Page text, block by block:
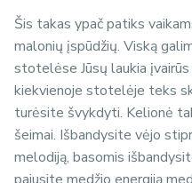
Šis takas ypač patiks
malonių įspūdžių. Viską
stotelėse Jūsų laukia įvairūs
kiekvienoje stotelėje teks
turėsite švykdyti. Kelionė
šeimai. Išbandysite vėjo
melodiją, basomis